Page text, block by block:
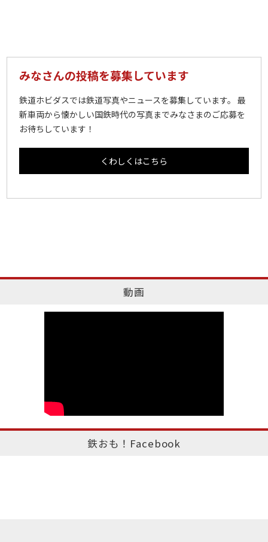
みなさんの投稿を募集しています
鉄道ホビダスでは鉄道写真やニュースを募集しています。 最
新車両から懐かしい国鉄時代の写真までみなさまのご応募を
お待ちしています！
くわしくはこちら
動画
鉄おも！Facebook